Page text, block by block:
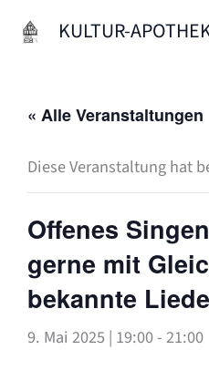
Inhalt
KULTUR-
« Alle Veranstaltungen
Diese Veranstaltung hat
Offenes
gerne mit
bekannte
9. Mai 2025 | 19:00-21:00